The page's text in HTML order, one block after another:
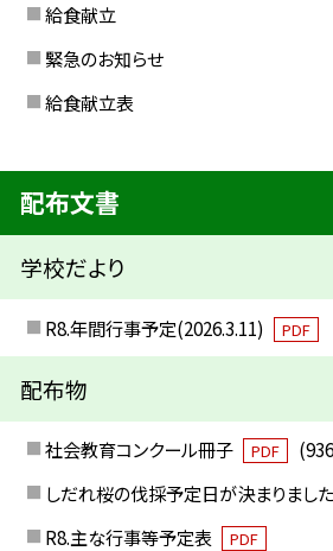
給食献立
緊急のお知らせ
給食献立表
配布文書
学校だより
R8.年間行事予定(2026.3.11) PDF
配布物
社会教育コンクール冊子 PDF
しだれ桜の伐採予定日が決まりました
R8.主な行事等予定表
PDF